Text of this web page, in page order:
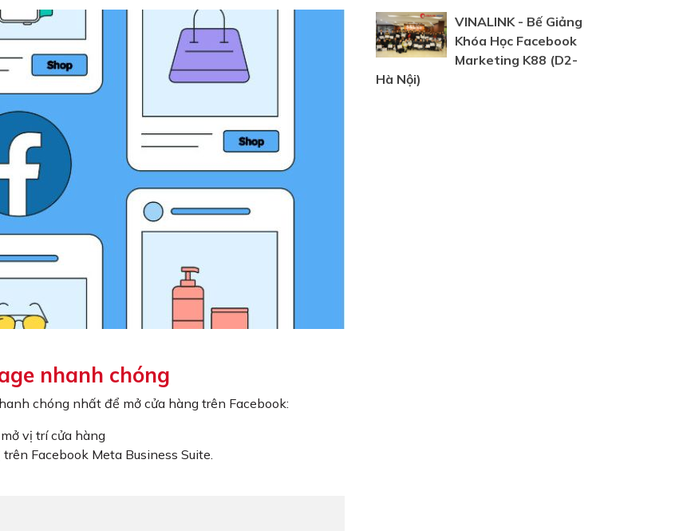
nhanh chóng
chóng nhất để mở cửa hàng trên Facebook:
vị trí cửa hàng
trên Facebook Meta Business Suite.
VINALINK - Bế Giảng
Khóa Học Facebook
Marketing K88 (D2-
Hà Nội)